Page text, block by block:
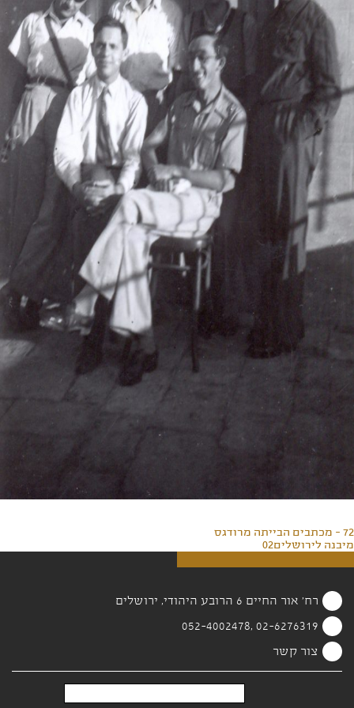
72 - מכתבים הבייתה מרודגס
מיבנה לירושלים02
רח' אור החיים 6 הרובע היהודי, ירושלים
02-6276319 ,052-4002478
צור קשר